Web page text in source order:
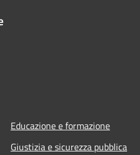
Educazione e formazione
Giustizia e sicurezza pubblica